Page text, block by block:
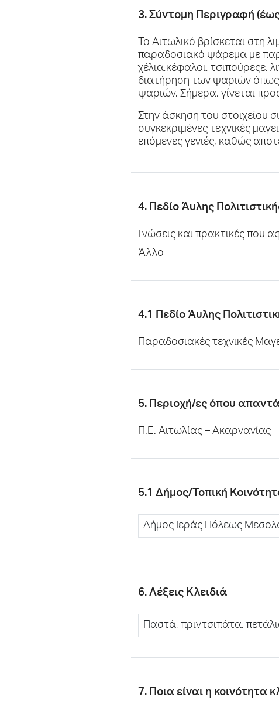
3. Σύντομη Περιγραφή (έως
Το Αιτωλικό βρίσκεται στη
παραδοσιακό ψάρεμα με
χέλια,κέφαλοι, τσιπούρεςε,
διατήρηση των ψαριών όπως
ψαριών. Σήμερα, γίνεται
Στην άσκηση του στοιχείου
συγκεκριμένες τεχνικές
επόμενες γενιές, καθώς
4. Πεδίο Άυλης
Γνώσεις και πρακτικές που
Άλλο
4.1 Πεδίο Άυλης
Παραδοσιακές τεχνικές
5. Περιοχή/ες όπου
Π.Ε. Αιτωλίας – Ακαρνανίας
5.1 Δήμος/Τοπική
Δήμος Ιεράς Πόλεως
6. Λέξεις Κλειδιά
Παστά, πριντσιπάτα,
7. Ποια είναι η κοινότητα